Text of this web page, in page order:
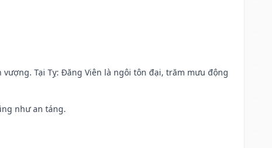
Tại Tỵ: Đăng Viên là ngôi tôn đại, trăm mưu động
như an táng.